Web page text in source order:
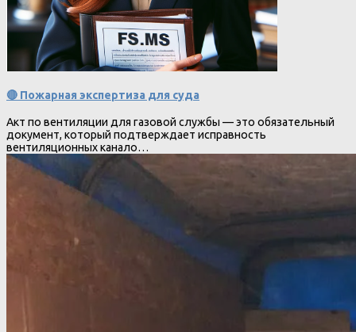
🔴 Пожарная экспертиза для суда
Акт по вентиляции для газовой службы — это обязательный
документ, который подтверждает исправность
вентиляционных канало…